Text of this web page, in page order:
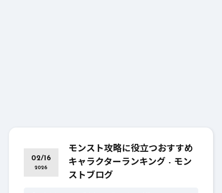
02/16
2026
モンスト攻略に役立つおすすめ
キャラクターランキング - モン
ストブログ